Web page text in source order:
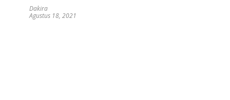
Dakira
Agustus 18, 2021